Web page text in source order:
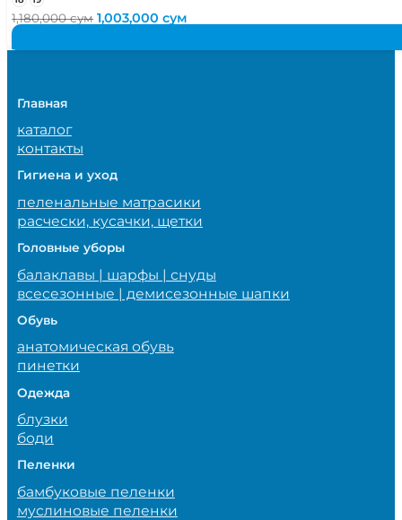
1,180,000сум Первоначальная
цена
1,180,000 сум.
1,003,000сум
цена:
Главная
каталог
контакты
Гигиена и уход
пеленальные матрасики
расчески, кусачки, щетки
Головные уборы
балаклавы | шарфы | снуды
всесезонные | демисезонные шапки
Обувь
анатомическая обувь
пинетки
Одежда
блузки
боди
Пеленки
бамбуковые пеленки
муслиновые пеленки